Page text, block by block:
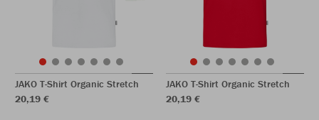
JAKO T-Shirt Organic Stretch
20,19 €
JAKO T-Shirt Organic Stretch
20,19 €